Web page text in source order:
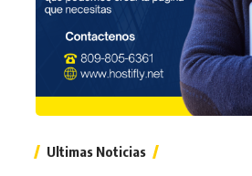
Ultimas Noticias